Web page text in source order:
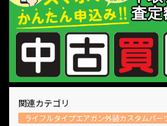
関連カテゴリ
ライフルタイプエアガン外装カスタムパー